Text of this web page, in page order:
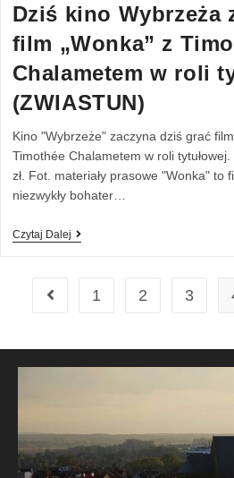
Dziś kino Wybrzeża
film „Wonka” z
Chalametem w roli
(ZWIASTUN)
Kino "Wybrzeże" zaczyna dziś grać
Timothée Chalametem w roli
zł. Fot. materiały prasowe "Wonka" to
niezwykły bohater…
Czytaj Dalej
1 2 3